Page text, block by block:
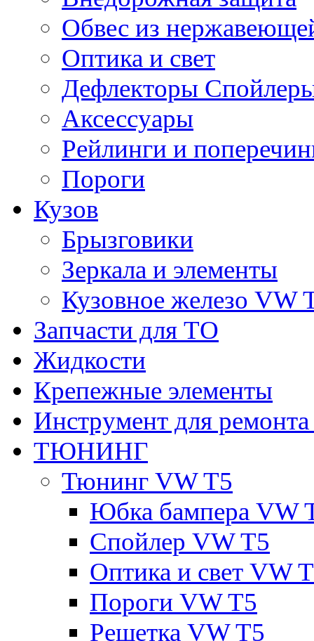
Обвес из
Оптика и свет
Дефлекторы
Аксессуары
Рейлинги и
Пороги
Кузов
Брызговики
Зеркала и элементы
Кузовное железо VW
Запчасти для ТО
Жидкости
Крепежные элементы
Инструмент для
ТЮНИНГ
Тюнинг VW T5
Юбка бампера VW
Спойлер VW T5
Оптика и свет VW
Пороги VW T5
Решетка VW T5